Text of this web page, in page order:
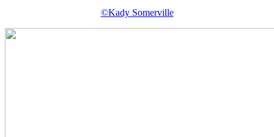
©Kady Somerville